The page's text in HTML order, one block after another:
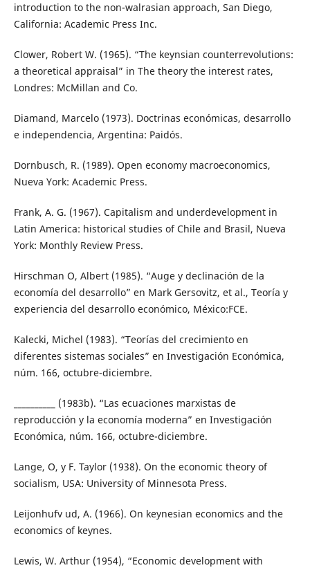
introduction to the non-walrasian approach, San Diego,
California: Academic Press Inc.
Clower, Robert W. (1965). “The keynsian counterrevolutions:
a theoretical appraisal” in The theory the interest rates,
Londres: McMillan and Co.
Diamand, Marcelo (1973). Doctrinas económicas, desarrollo
e independencia, Argentina: Paidós.
Dornbusch, R. (1989). Open economy macroeconomics,
Nueva York: Academic Press.
Frank, A. G. (1967). Capitalism and underdevelopment in
Latin America: historical studies of Chile and Brasil, Nueva
York: Monthly Review Press.
Hirschman O, Albert (1985). “Auge y declinación de la
economía del desarrollo” en Mark Gersovitz, et al., Teoría y
experiencia del desarrollo económico, México:FCE.
Kalecki, Michel (1983). “Teorías del crecimiento en
diferentes sistemas sociales” en Investigación Económica,
núm. 166, octubre-diciembre.
__________ (1983b). “Las ecuaciones marxistas de
reproducción y la economía moderna” en Investigación
Económica, núm. 166, octubre-diciembre.
Lange, O, y F. Taylor (1938). On the economic theory of
socialism, USA: University of Minnesota Press.
Leijonhufv ud, A. (1966). On keynesian economics and the
economics of keynes.
Lewis, W. Arthur (1954), “Economic development with